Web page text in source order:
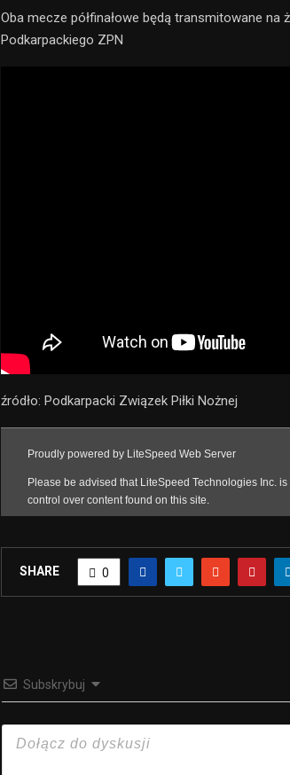
Oba mecze półfinałowe będą transmitowane na
Podkarpackiego ZPN
źródło: Podkarpacki Związek Piłki Nożnej
SHARE 0
Subskrybuj